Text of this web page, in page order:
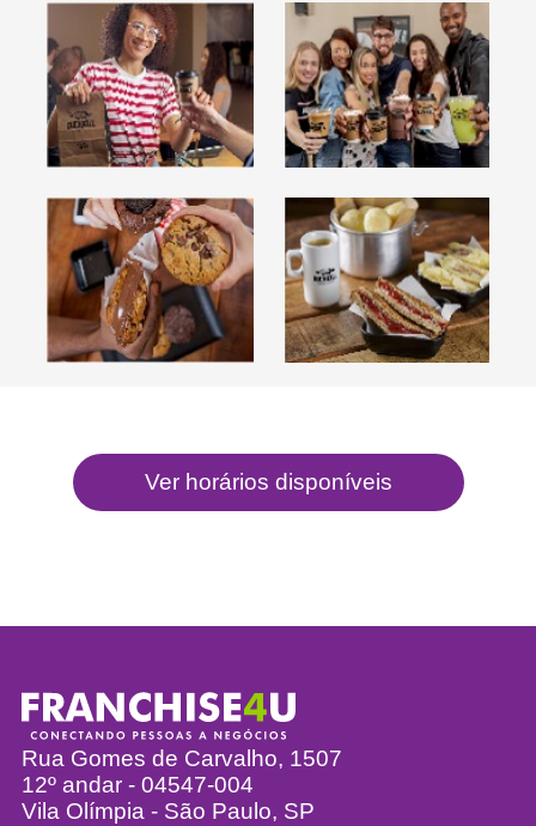
Rua Gomes de Carvalho, 1507
12º andar - 04547-004
Vila Olímpia - São Paulo, SP